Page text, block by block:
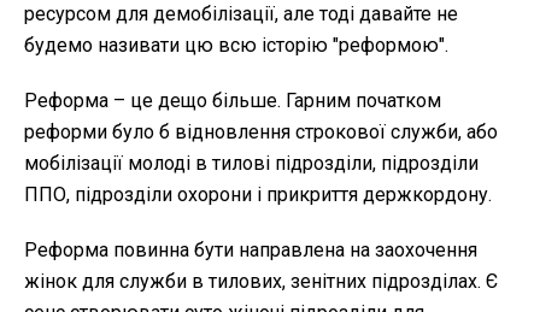
ресурсом для демобілізації, але тоді давайте не
будемо називати цю всю історію "реформою".
Реформа – це дещо більше. Гарним початком
реформи було б відновлення строкової служби, або
мобілізації молоді в тилові підрозділи, підрозділи
ППО, підрозділи охорони і прикриття держкордону.
Реформа повинна бути направлена на заохочення
жінок для служби в тилових, зенітних підрозділах. Є